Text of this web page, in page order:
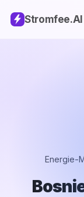
Stromfee.AI
Energie-